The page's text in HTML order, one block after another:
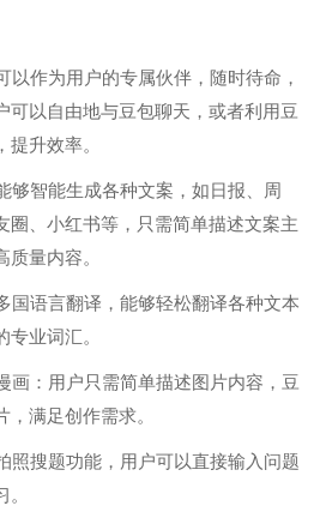
以作为用户的专属伙伴，随时待命，
可以自由地与豆包聊天，或者利用豆
升效率。
够智能生成各种文案，如日报、周
圈、小红书等，只需简单描述文案主
量内容。
国语言翻译，能够轻松翻译各种文本
业词汇。
画：用户只需简单描述图片内容，豆
满足创作需求。
照搜题功能，用户可以直接输入问题